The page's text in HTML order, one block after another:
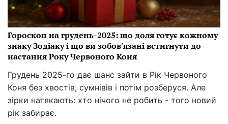
Гороскоп на грудень-2025: що доля готує кожному
знаку Зодіаку і що ви зобов'язані встигнути до
настання Року Червоного Коня
Грудень 2025-го дає шанс зайти в Рік Червоного
Коня без хвостів, сумнівів і потім розберуся. Але
зірки натякають: хто нічого не робить - того новий
рік забирає.